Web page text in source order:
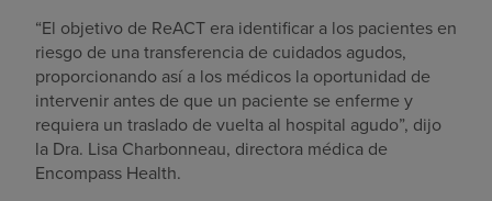
“El objetivo de ReACT era identificar a los pacientes en
riesgo de una transferencia de cuidados agudos,
proporcionando así a los médicos la oportunidad de
intervenir antes de que un paciente se enferme y
requiera un traslado de vuelta al hospital agudo”, dijo
la Dra. Lisa Charbonneau, directora médica de
Encompass Health.